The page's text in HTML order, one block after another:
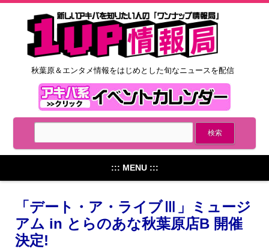
秋葉原＆エンタメ情報をはじめとした旬なニュースを配信
::: MENU :::
「デート・ア・ライブⅢ」ミュージ
アム in とらのあな秋葉原店B 開催
決定!